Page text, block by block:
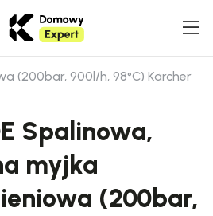
(200bar, 900l/h, 98°C) Kärcher
Spalinowa,
myjka
(200bar,